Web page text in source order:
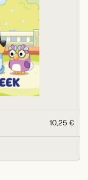
10,25 €